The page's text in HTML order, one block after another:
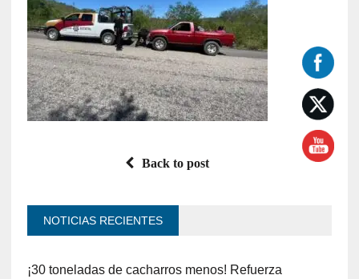
Back to post
NOTICIAS RECIENTES
¡30 toneladas de cacharros menos! Refuerza